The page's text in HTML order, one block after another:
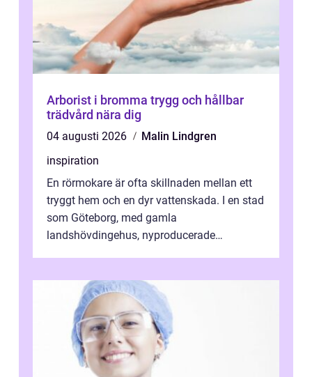
Arborist i bromma trygg och hållbar
trädvård nära dig
04 augusti 2026
Malin Lindgren
inspiration
En rörmokare är ofta skillnaden mellan ett
tryggt hem och en dyr vattenskada. I en stad
som Göteborg, med gamla
landshövdingehus, nyproducerade